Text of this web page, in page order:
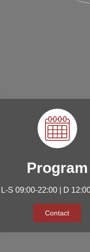
Program
L-S 09:00-22:00 | D
Contact